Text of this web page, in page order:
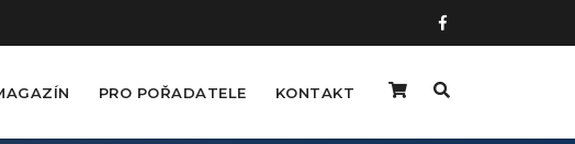
PRO POŘADATELE KONTAKT